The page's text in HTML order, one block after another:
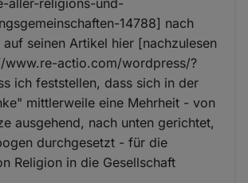
aller-religions-und-
14788] nach
auf seinen Artikel hier [nachzulesen
actio.com/wordpress/?
ich feststellen, dass sich in der
mittlerweile eine Mehrheit - von
ausgehend, nach unten gerichtet,
durchgesetzt - für die
Religion in die Gesellschaft